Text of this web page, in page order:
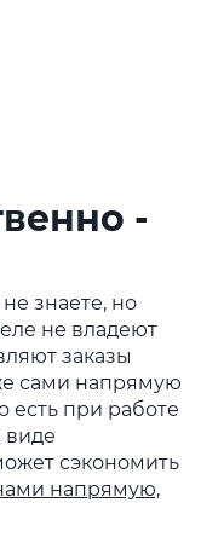
-
знаете, но
не владеют
заказы
сами напрямую
есть при работе
виде
сэкономить
напрямую,